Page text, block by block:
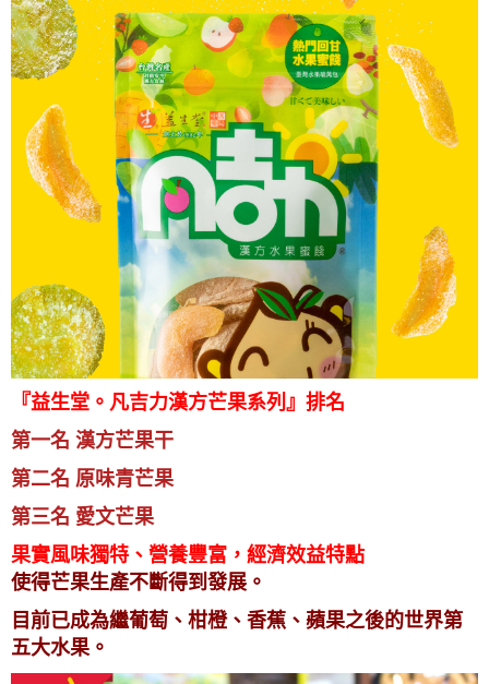
『益生堂。凡吉力漢方芒果系列』排名
第一名 漢方芒果干
第二名 原味青芒果
第三名 愛文芒果
果實風味獨特、營養豐富，經濟效益特點
使得芒果生產不斷得到發展。
目前已成為繼葡萄、柑橙、香蕉、蘋果之後的世界第
五大水果。